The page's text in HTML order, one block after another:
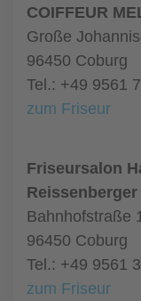
COIFFEUR
Große
96450 Coburg
Tel.: +49 9561
zum Friseur
Friseursalon
Reissenberger
Bahnhofstraße
96450 Coburg
Tel.: +49 9561
zum Friseur